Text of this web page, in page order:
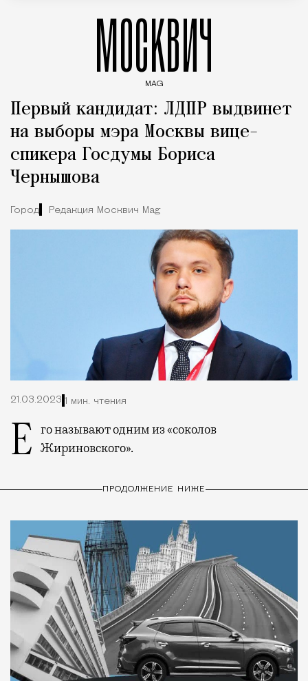
МОСКВИЧ
MAG
Первый кандидат: ЛДПР выдвинет
на выборы мэра Москвы вице-
спикера Госдумы Бориса
Чернышова
Город Редакция Москвич Mag
21.03.2023 1 мин. чтения
Его называют одним из «соколов Жириновского».
ПРОДОЛЖЕНИЕ НИЖЕ